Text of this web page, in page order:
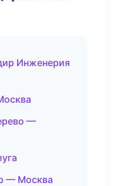
Инженерия
—
— Москва